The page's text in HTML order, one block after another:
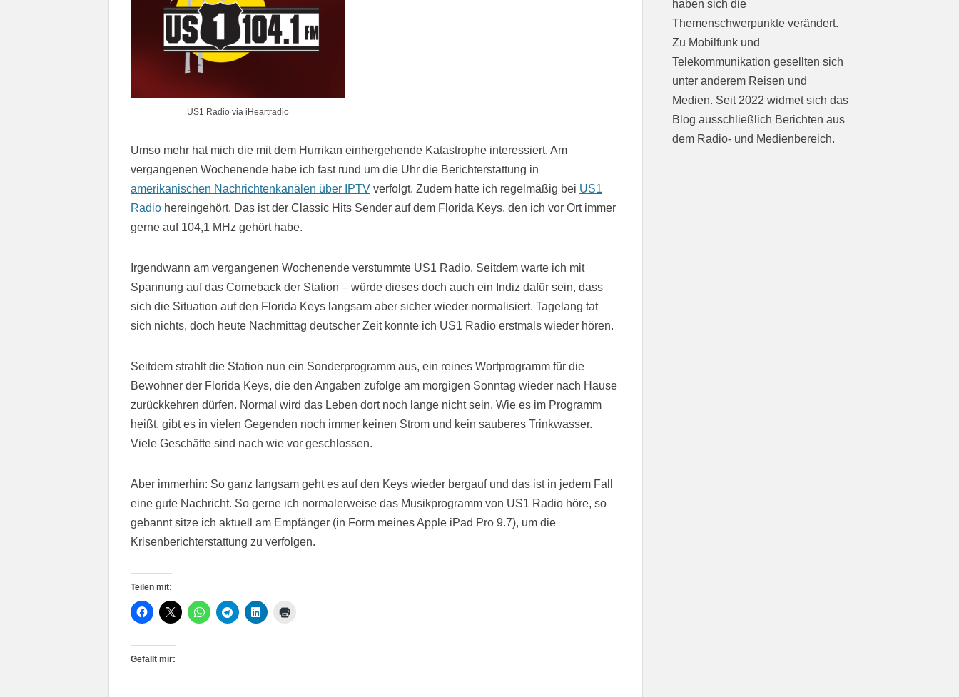
US1 Radio via iHeartradio
Umso mehr hat mich die mit dem Hurrikan einhergehende Katastrophe interessiert. Am
vergangenen Wochenende habe ich fast rund um die Uhr die Berichterstattung in
amerikanischen Nachrichtenkanälen über IPTV verfolgt. Zudem hatte ich regelmäßig bei US1
Radio hereingehört. Das ist der Classic Hits Sender auf dem Florida Keys, den ich vor Ort immer
gerne auf 104,1 MHz gehört habe.
Irgendwann am vergangenen Wochenende verstummte US1 Radio. Seitdem warte ich mit
Spannung auf das Comeback der Station – würde dieses doch auch ein Indiz dafür sein, dass
sich die Situation auf den Florida Keys langsam aber sicher wieder normalisiert. Tagelang tat
sich nichts, doch heute Nachmittag deutscher Zeit konnte ich US1 Radio erstmals wieder hören.
Seitdem strahlt die Station nun ein Sonderprogramm aus, ein reines Wortprogramm für die
Bewohner der Florida Keys, die den Angaben zufolge am morgigen Sonntag wieder nach Hause
zurückkehren dürfen. Normal wird das Leben dort noch lange nicht sein. Wie es im Programm
heißt, gibt es in vielen Gegenden noch immer keinen Strom und kein sauberes Trinkwasser.
Viele Geschäfte sind nach wie vor geschlossen.
Aber immerhin: So ganz langsam geht es auf den Keys wieder bergauf und das ist in jedem Fall
eine gute Nachricht. So gerne ich normalerweise das Musikprogramm von US1 Radio höre, so
gebannt sitze ich aktuell am Empfänger (in Form meines Apple iPad Pro 9.7), um die
Krisenberichterstattung zu verfolgen.
Teilen mit:
Gefällt mir:
haben sich die
Themenschwerpunkte verändert.
Zu Mobilfunk und
Telekommunikation gesellten sich
unter anderem Reisen und
Medien. Seit 2022 widmet sich das
Blog ausschließlich Berichten aus
dem Radio- und Medienbereich.